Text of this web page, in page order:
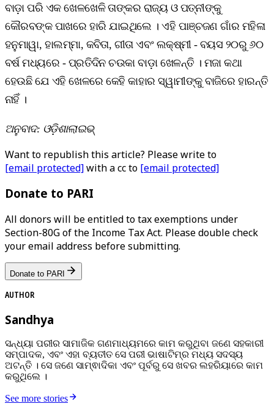
ବାଡ଼ା ପରି ଏକ ଖେଳଖେଳି ତାଙ୍କର ରାଜ୍ୟ ଓ ପତ୍ନୀଙ୍କୁ
କୌରବଙ୍କ ପାଖରେ ହାରି ଯାଇଥିଲେ । ଏହି ପାଞ୍ଚଜଣ ଗାଁର ମହିଳା
ହନୁମାୱା, ହାଲମ୍ମା, କବିତା, ଗୀତା ଏବଂ ଲକ୍ଷ୍ମୀ - ବୟସ ୨୦ରୁ ୬୦
ବର୍ଷ ମଧ୍ୟରେ - ପ୍ରତିଦିନ ଚଉକା ବାଡ଼ା ଖେଳନ୍ତି । ମଜା କଥା
ହେଉଛି ଯେ ଏହି ଖେଳରେ କେହି କାହାର ସ୍ୱାମୀଙ୍କୁ ବାଜିରେ ହାରନ୍ତି
ନାହିଁ ।
ଅନୁବାଦ: ଓଡ଼ିଶାଲାଇଭ୍‍
Want to republish this article? Please write to
[email protected]with a cc to [email protected]
Donate to PARI
All donors will be entitled to tax exemptions under
Section-80G of the Income Tax Act. Please double check
your email address before submitting.
Donate to PARI
AUTHOR
Sandhya
ସନ୍ଧ୍ୟା ପରୀର ସାମାଜିକ ଗଣମାଧ୍ୟମରେ କାମ କରୁଥିବା ଜଣେ ସହକାରୀ
ସମ୍ପାଦକ, ଏବଂ ଏହା ବ୍ୟତୀତ ସେ ପରୀ ଭାଷାଟିମ୍‌ର ମଧ୍ୟ ସଦସ୍ୟ
ଅଟନ୍ତି । ସେ ଜଣେ ସାମ୍ଵାଦିକା ଏବଂ ପୂର୍ବରୁ ସେ ଖବର ଲହରିୟାରେ କାମ
କରୁଥିଲେ ।
See more stories